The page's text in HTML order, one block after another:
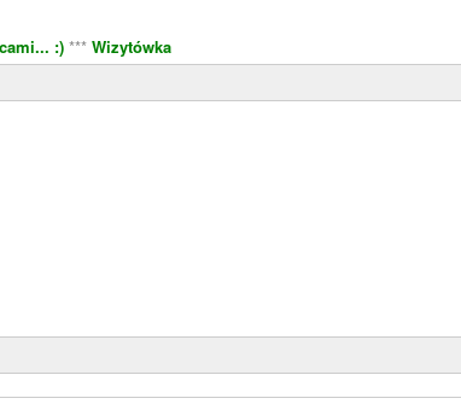
:) *** Wizytówka